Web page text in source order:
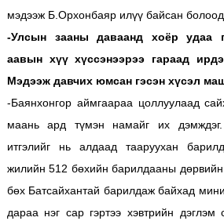
мэдээж Б.Орхонбаяр илүү байсан болоод
-Улсын зааны даваанд хоёр удаа
аавын хүү хүссэнээрээ гараад
Мэдээж давчих юмсан гэсэн хүсэл
-Баянхонгор аймгаараа цоллуулаад
маань ард түмэн намайг их
итгэлийг нь алдаад тааруухан
жилийн 512 бөхийн барилдааны
бөх Батсайхантай барилдаж байхад
дараа нэг сар гэртээ хэвтрийн дэглэм